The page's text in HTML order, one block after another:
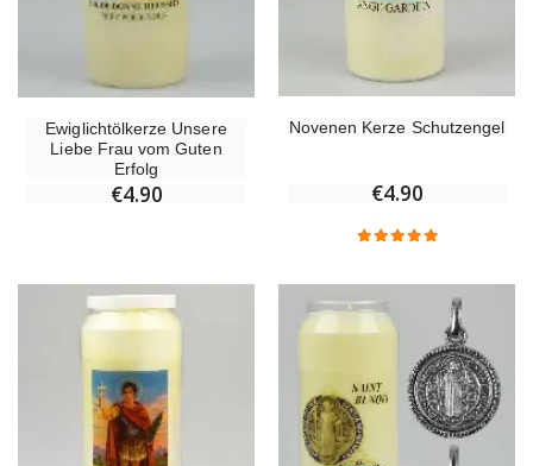
Ewiglichtölkerze Unsere
Liebe Frau vom Guten
Erfolg
€4.90
Novenen Kerze Schutzengel
€4.90